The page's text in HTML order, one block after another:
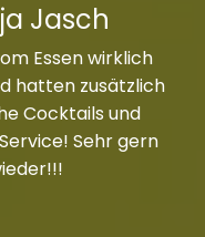
Jasch
Essen wirklich
hatten zusätzlich
Cocktails und
Sehr gern